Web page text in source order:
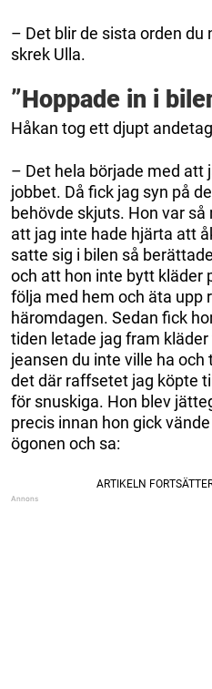
– Det blir de sista orden du
skrek Ulla.
”Hoppade in i
Håkan tog ett djupt
– Det hela började med att
jobbet. Då fick jag syn på
behövde skjuts. Hon var
att jag inte hade hjärta att
satte sig i bilen så
och att hon inte bytt kläder
följa med hem och äta upp
häromdagen. Sedan fick
tiden letade jag fram
jeansen du inte ville ha
det där raffsetet jag köpte
för snuskiga. Hon blev
precis innan hon gick
ögonen och sa: